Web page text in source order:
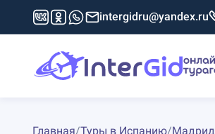
intergidru@yandex.ru
Главная/Туры в Испанию/Мадрид